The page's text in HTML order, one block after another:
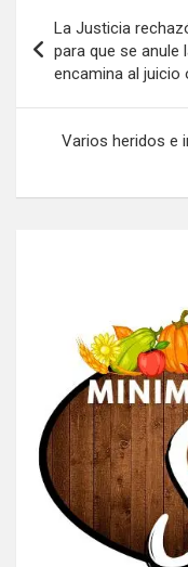
de
entradas
La Justicia
para que se anule
encamina al juicio
Varios heridos e